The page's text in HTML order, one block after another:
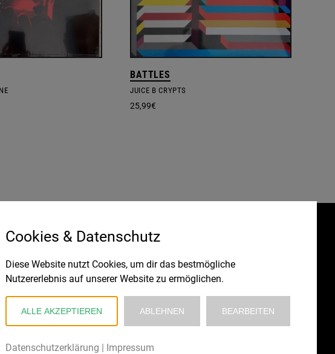
BATTLES
JUICE B CRYPTS
25,99€
Cookies & Datenschutz
Diese Website nutzt Cookies, um dir das bestmögliche
Nutzererlebnis auf unserer Website zu ermöglichen.
ALLE AKZEPTIEREN ABLEHNEN BEARBEITEN
Datenschutzerklärung | Impressum